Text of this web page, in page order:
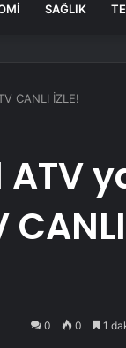
SAĞLIK
CANLI İZLE!
ATV
CANLI
0 0 1